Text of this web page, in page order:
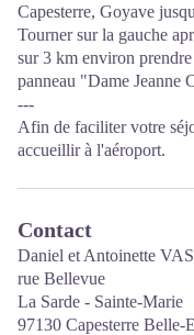
Capesterre, Goyave
Tourner sur la gauche
sur 3 km environ
panneau "Dame Jeanne
---
Afin de faciliter votre
accueillir à l'aéroport.
Contact
Daniel et Antoinette
rue Bellevue
La Sarde - Sainte-Marie
97130 Capesterre Belle-